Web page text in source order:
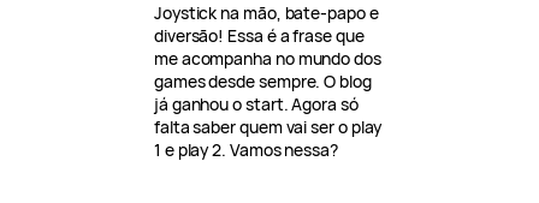
Joystick na mão, bate-papo e
diversão! Essa é a frase que
me acompanha no mundo dos
games desde sempre. O blog
já ganhou o start. Agora só
falta saber quem vai ser o play
1 e play 2. Vamos nessa?